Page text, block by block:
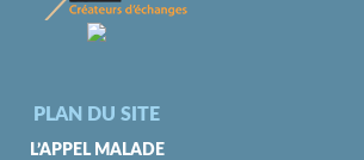
PLAN DU SITE
L’APPEL MALADE